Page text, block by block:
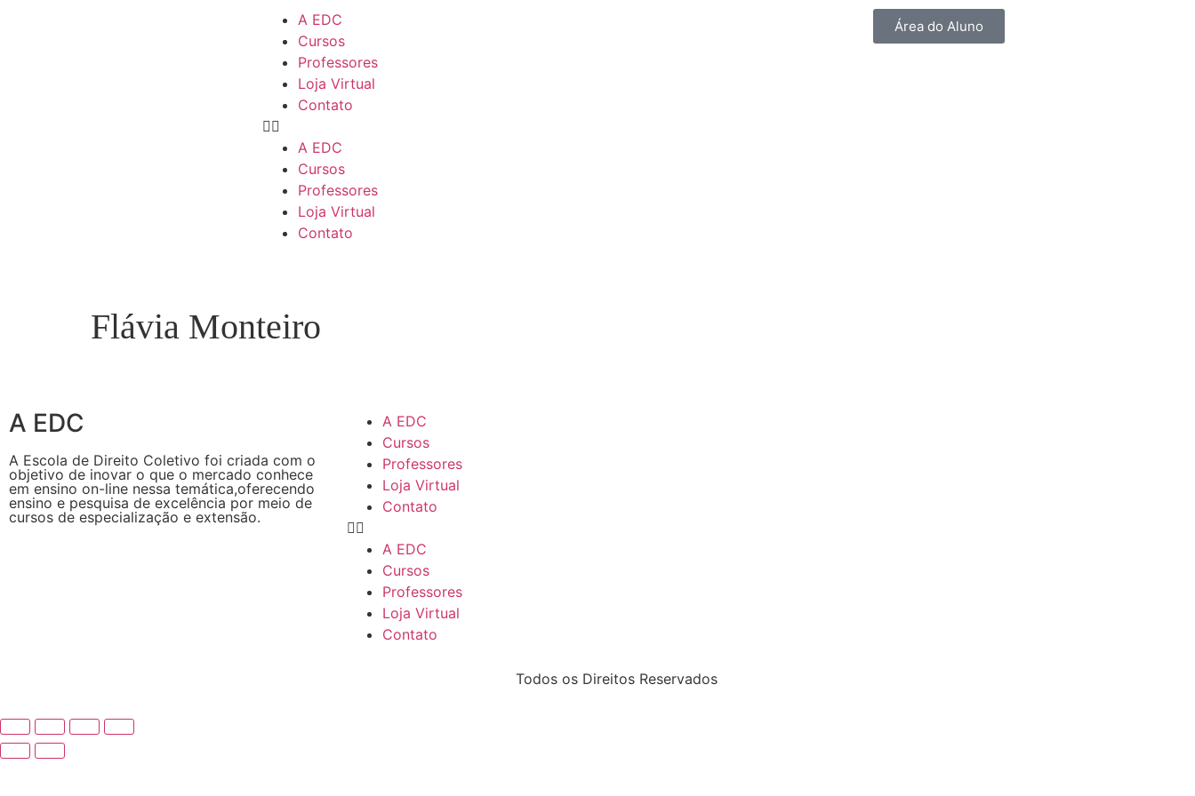
A EDC
Cursos
Professores
Loja Virtual
Contato
A EDC
Cursos
Professores
Loja Virtual
Contato
Área do Aluno
Flávia Monteiro
A EDC
A Escola de Direito Coletivo foi criada com o
objetivo de inovar o que o mercado conhece
em ensino on-line nessa temática,oferecendo
ensino e pesquisa de excelência por meio de
cursos de especialização e extensão.
A EDC
Cursos
Professores
Loja Virtual
Contato
A EDC
Cursos
Professores
Loja Virtual
Contato
Todos os Direitos Reservados